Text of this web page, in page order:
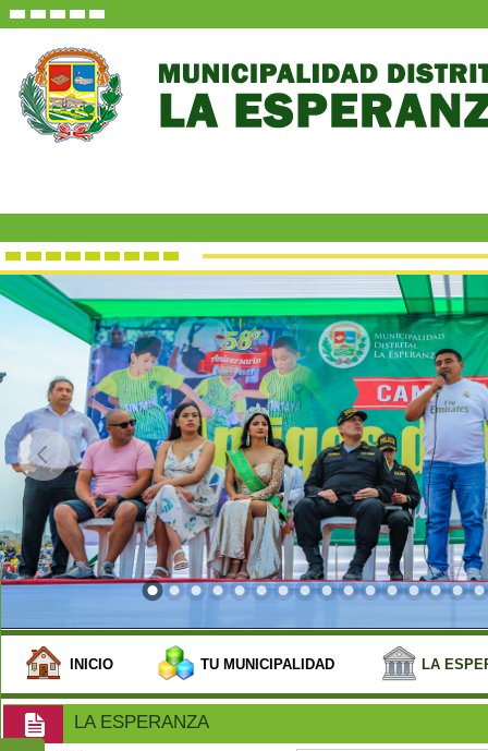
INICIO TU MUNICIPALIDAD LA
LA ESPERANZA